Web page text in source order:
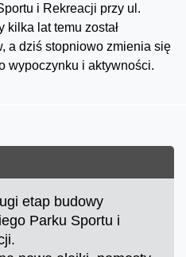
i Rekreacji przy ul.
kilka lat temu został
a dziś stopniowo zmienia się
wypoczynku i aktywności.
etap budowy
Parku Sportu i